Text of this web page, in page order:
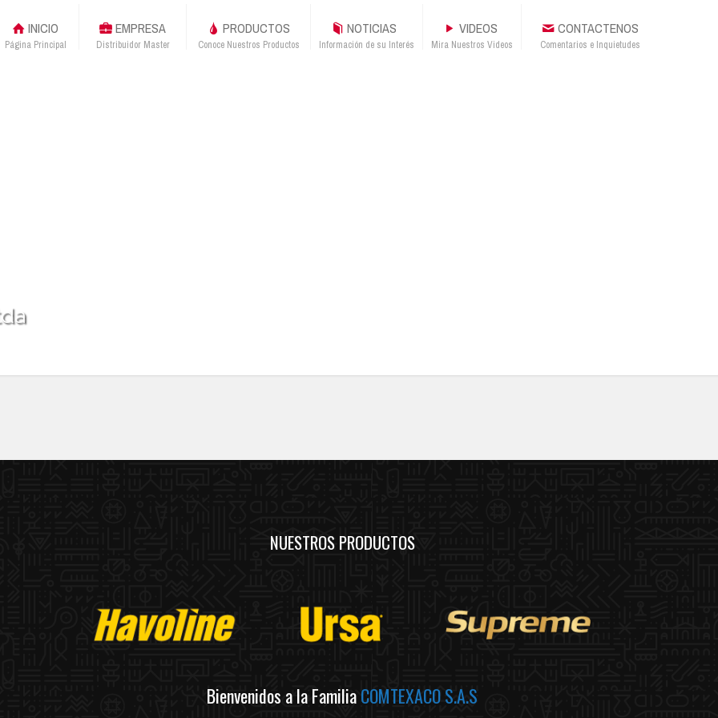
INICIO
Página Principal
EMPRESA
Distribuidor Master
PRODUCTOS
Conoce Nuestros Productos
NOTICIAS
Información de su Interés
VIDEOS
Mira Nuestros Videos
CONTACTENOS
Comentarios e Inquietudes
NUESTROS PRODUCTOS
Bienvenidos a la FamiliaCOMTEXACO S.A.S